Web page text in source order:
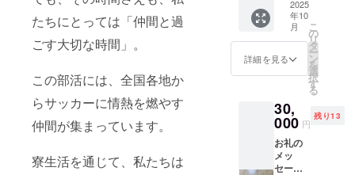
たちにとっては「仲間と過
ごす大切な時間」。
この部活には、全国各地か
らサッカーに情熱を燃やす
仲間が集まっています。
寮生活を通じて、私たちは
を提供
させて
いただ
きま
す。 ※
チー
ム、選
関係性
を、備
考欄に
記載く
ださい
(OBOG
2025
年10
月
詳細を見る
こ
の
リ
タ
ー
ン
を
選
択
す
る
30,
000 円
残り13
お礼の
メッ
セージ